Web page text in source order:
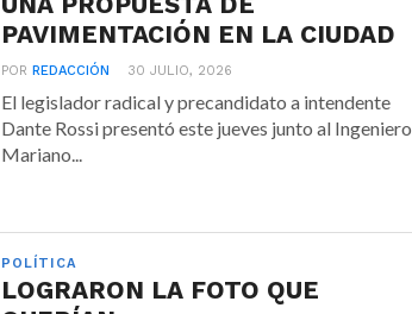
PAVIMENTACIÓN EN LA CIUDAD
PORREDACCIÓN 30 JULIO, 2026
El legislador radical y precandidato a intendente
Dante Rossi presentó este jueves junto al Ingeniero
Mariano...
POLÍTICA
LOGRARON LA FOTO QUE